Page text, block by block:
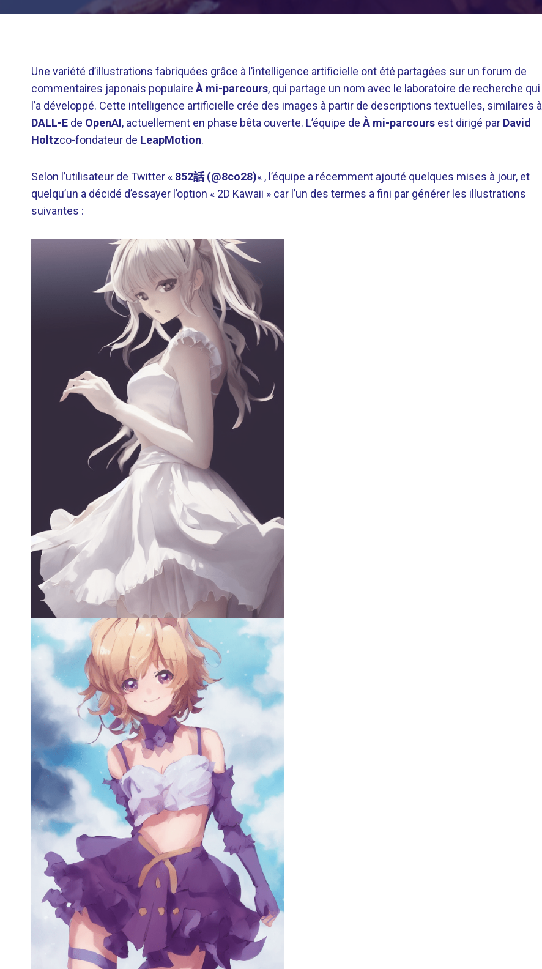
Une variété d’illustrations fabriquées grâce à l’intelligence artificielle ont été partagées sur un forum de
commentaires japonais populaire À mi-parcours, qui partage un nom avec le laboratoire de recherche qui
l’a développé. Cette intelligence artificielle crée des images à partir de descriptions textuelles, similaires à
DALL-E de OpenAI, actuellement en phase bêta ouverte. L’équipe de À mi-parcours est dirigé par David
Holtzco-fondateur de LeapMotion.
Selon l’utilisateur de Twitter « 852話 (@8co28)« , l’équipe a récemment ajouté quelques mises à jour, et
quelqu’un a décidé d’essayer l’option « 2D Kawaii » car l’un des termes a fini par générer les illustrations
suivantes :